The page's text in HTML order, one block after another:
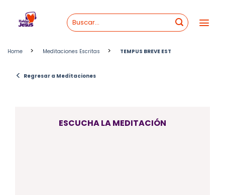
content
Home > Meditaciones Escritas > TEMPUS BREVE EST
< Regresar a Meditaciones
ESCUCHA LA MEDITACIÓN